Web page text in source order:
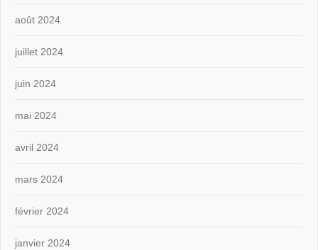
août 2024
juillet 2024
juin 2024
mai 2024
avril 2024
mars 2024
février 2024
janvier 2024